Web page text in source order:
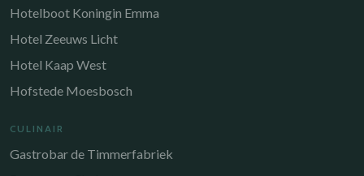
Hotelboot Koningin Emma
Hotel Zeeuws Licht
Hotel Kaap West
Hofstede Moesbosch
CULINAIR
Gastrobar de Timmerfabriek